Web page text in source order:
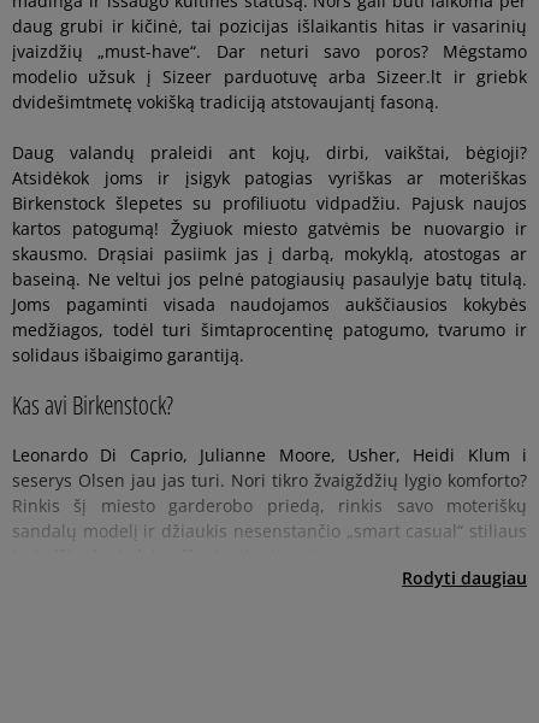
Rodyti daugiau
daug grubi ir kičinė, tai pozicijas išlaikantis hitas ir vasarinių
įvaizdžių „must-have“. Dar neturi savo poros? Mėgstamo
modelio užsuk į Sizeer parduotuvę arba Sizeer.lt ir griebk
dvidešimtmetę vokišką tradiciją atstovaujantį fasoną.
Daug valandų praleidi ant kojų, dirbi, vaikštai, bėgioji?
Atsidėkok joms ir įsigyk patogias vyriškas ar moteriškas
Birkenstock šlepetes su profiliuotu vidpadžiu. Pajusk naujos
kartos patogumą! Žygiuok miesto gatvėmis be nuovargio ir
skausmo. Drąsiai pasiimk jas į darbą, mokyklą, atostogas ar
baseiną. Ne veltui jos pelnė patogiausių pasaulyje batų titulą.
Joms pagaminti visada naudojamos aukščiausios kokybės
medžiagos, todėl turi šimtaprocentinę patogumo, tvarumo ir
solidaus išbaigimo garantiją.
Kas avi Birkenstock?
Leonardo Di Caprio, Julianne Moore, Usher, Heidi Klum i
seserys Olsen jau jas turi. Nori tikro žvaigždžių lygio komforto?
Rinkis šį miesto garderobo priedą, rinkis savo moteriškų
sandalų modelį ir džiaukis nesenstančio „smart casual“ stiliaus
Vadinami patogiausiais pasaulio batais, vienų mylimi, kitų
Birkenstock tai vokiečių įmonė, todėl nieko nestebina faktas, jog
Iš tikrųjų Birkenstock batus galima avėtu prie visko, tačiau